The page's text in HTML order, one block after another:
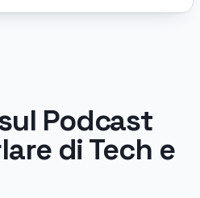
Podcast
di Tech e